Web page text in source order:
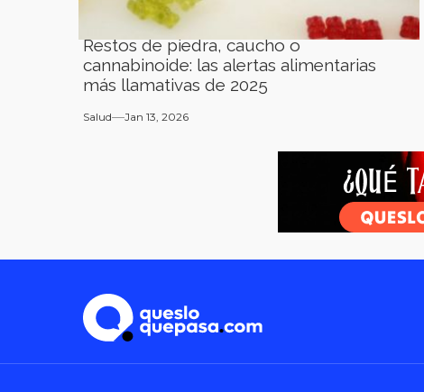
Restos de piedra, caucho o
cannabinoide: las alertas alimentarias
más llamativas de 2025
Salud Jan 13, 2026